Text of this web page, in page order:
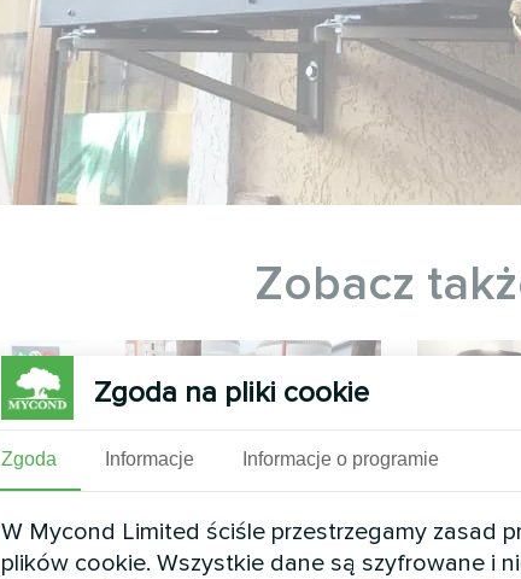
Zobacz
Zgoda na pliki cookie
Zgoda Informacje Informacje o programie
W Mycond Limited ściśle przestrzegamy zasad
plików cookie. Wszystkie dane są szyfrowane i